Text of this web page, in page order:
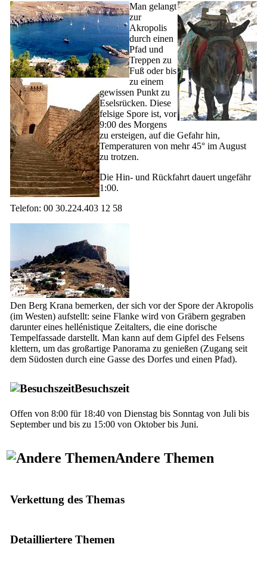
Man gelangt
zur
Akropolis
durch einen
Pfad und
Treppen zu
Fuß oder bis
zu einem
gewissen Punkt zu
Eselsrücken. Diese
felsige Spore ist, vor
9:00 des Morgens
zu ersteigen, auf die Gefahr hin,
Temperaturen von mehr 45° im August
zu trotzen.
Die Hin- und Rückfahrt dauert ungefähr
1:00.
Telefon: 00 30.224.403 12 58
Den Berg Krana bemerken, der sich vor der Spore der Akropolis
(im Westen) aufstellt: seine Flanke wird von Gräbern gegraben
darunter eines hellénistique Zeitalters, die eine dorische
Tempelfassade darstellt. Man kann auf dem Gipfel des Felsens
klettern, um das großartige Panorama zu genießen (Zugang seit
dem Südosten durch eine Gasse des Dorfes und einen Pfad).
Besuchszeit
Offen von 8:00 für 18:40 von Dienstag bis Sonntag von Juli bis
September und bis zu 15:00 von Oktober bis Juni.
Andere Themen
Verkettung des Themas
Detailliertere Themen